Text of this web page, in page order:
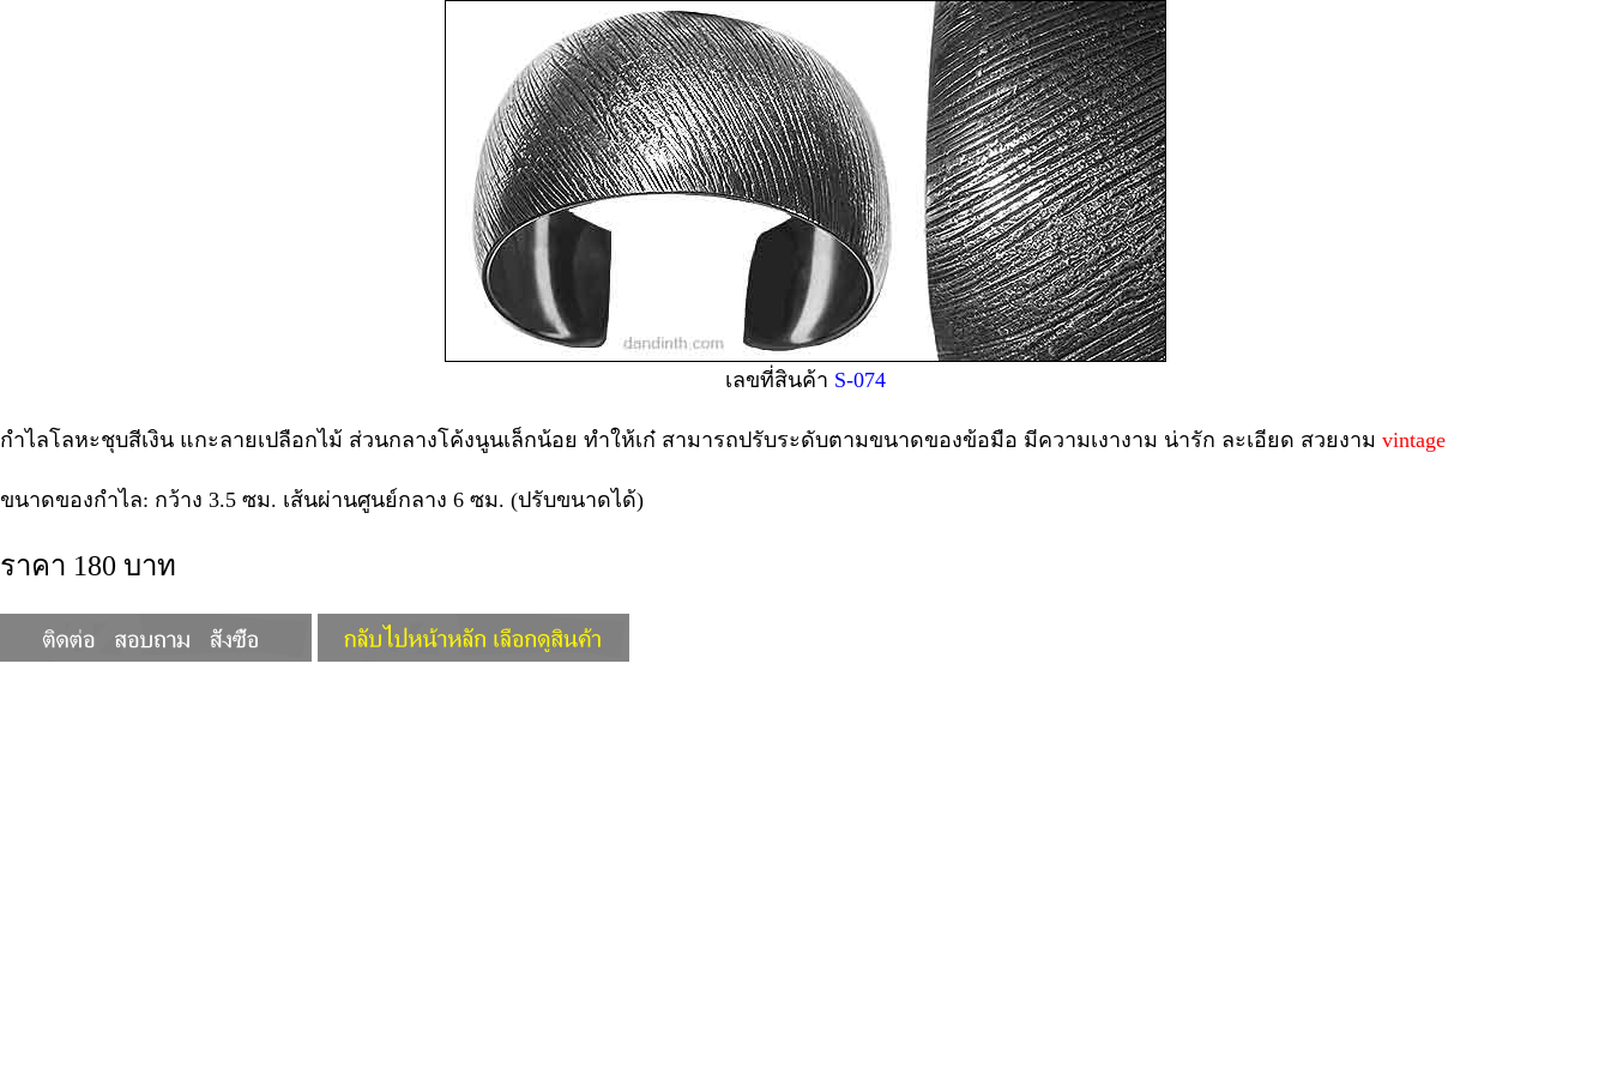
เลขที่สินค้า S-074
กำไลโลหะชุบสีเงิน แกะลายเปลือกไม้ ส่วนกลางโค้งนูนเล็กน้อย ทำให้เก๋ สามารถปรับระดับตามขนาดของข้อมือ มีความเงางาม น่ารัก ละเอียด สวยงาม vintage
ขนาดของกำไล: กว้าง 3.5 ซม. เส้นผ่านศูนย์กลาง 6 ซม. (ปรับขนาดได้)
ราคา 180 บาท